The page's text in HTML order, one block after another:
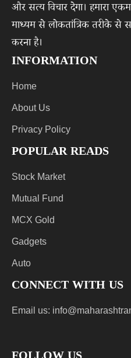
और सत्य विचार देगा। हमारा
माध्यम से लोकतांत्रिक तरीके से
करना है।
INFORMATION
Home
About Us
Privacy Policy
POPULAR READS
Stock Market
Mutual Fund
MCX Gold
Gadgets
Auto
CONNECT WITH US
Email us: